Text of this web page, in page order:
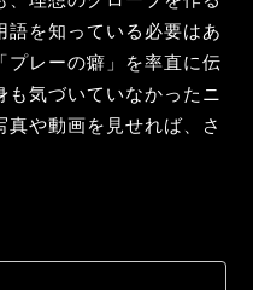
語を知っている必要はあ
プレーの癖」を率直に伝
も気づいていなかったニ
や動画を見せれば、さ